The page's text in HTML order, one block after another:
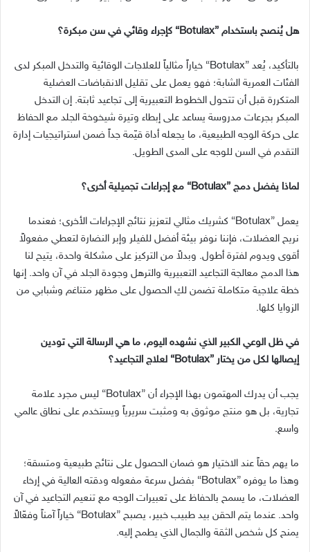
هل يُنصح باستخدام ”Botulax“ كإجراء وقائي في سن مبكرة؟
بالتأكيد، يُعد ”Botulax“
خياراً مثالياً للعلاجات الوقائية والتدخل المبكر لدى
الفئات العمرية الشابة؛ فهو يعمل على تقليل الانقباضات العضلية
المتكررة قبل أن تتحول الخطوط التعبيرية إلى تجاعيد ثابتة. إن التدخل
المبكر بجرعات مدروسة يساعد على إبطاء وتيرة شيخوخة الجلد مع الحفاظ
على حركة الوجه الطبيعية، ما يجعله أداة قيّمة جداً ضمن استراتيجيات إدارة
التقدم في السن للوجه على المدى الطويل.
لماذا يفضل دمج ”Botulax“ مع إجراءات تجميلية أخرى؟
يعمل ”Botulax“
كشريك مثالي لتعزيز نتائج الإجراءات الأخرى؛ فعندما
نريح العضلات، فإننا نوفر بيئة أفضل للفيلر وإبر النضارة لتعطي مفعولاً
أقوى ويدوم لفترة أطول. وبدلاً من التركيز على مشكلة واحدة، يتيح لنا
هذا الدمج معالجة التجاعيد التعبيرية والترهل وجودة الجلد في آن واحد. إنها
خطة علاجية متكاملة تضمن لكِ الحصول على مظهر متناغم وشبابي من
الزوايا كلها.
في ظل الوعي الكبير الذي نشهده اليوم، ما هي الرسالة التي تودين
إيصالها لكل من يختار ”Botulax“ لعلاج التجاعيد؟
يجب أن يدرك المهتمون بهذا الإجراء أن ”Botulax“
ليس مجرد علامة
تجارية، بل هو منتج موثوق به ومثبت سريرياً ويستخدم على نطاق عالمي
واسع.
ما يهم حقاً عند الاختيار هو ضمان الحصول على نتائج طبيعية ومتسقة؛
وهذا ما يوفره ”Botulax“
بفضل سرعة مفعوله ودقته العالية في إرخاء
العضلات، ما يسمح بالحفاظ على تعبيرات الوجه مع تنعيم التجاعيد في آن
واحد. عندما يتم الحقن بيد طبيب خبير، يصبح ”Botulax“
خياراً آمناً وفعّالاً
يمنح كل شخص الثقة والجمال الذي يطمح إليه.